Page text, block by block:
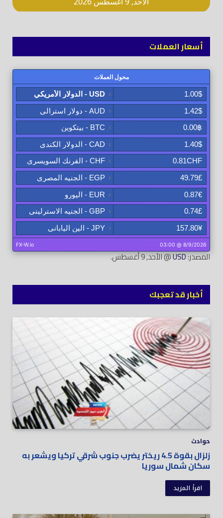
أسعار العملات
المصدر:USD@ الأحد, 9 أغسطس.
أخبار قد تعجبك
حوادث
زلزال بقوة 4.5 ريختر يضرب جنوب شرقي تركيا ويشعر به
سكان شمال سوريا
اقرأ المزيد